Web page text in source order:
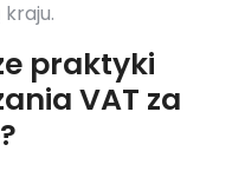
praktyki
VAT za